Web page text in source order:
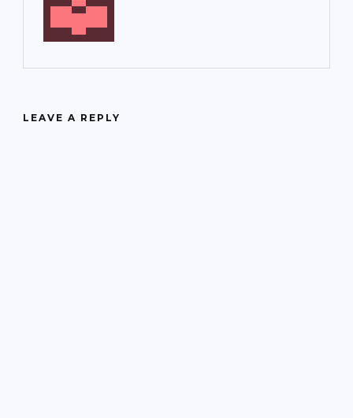
LEAVE A REPLY